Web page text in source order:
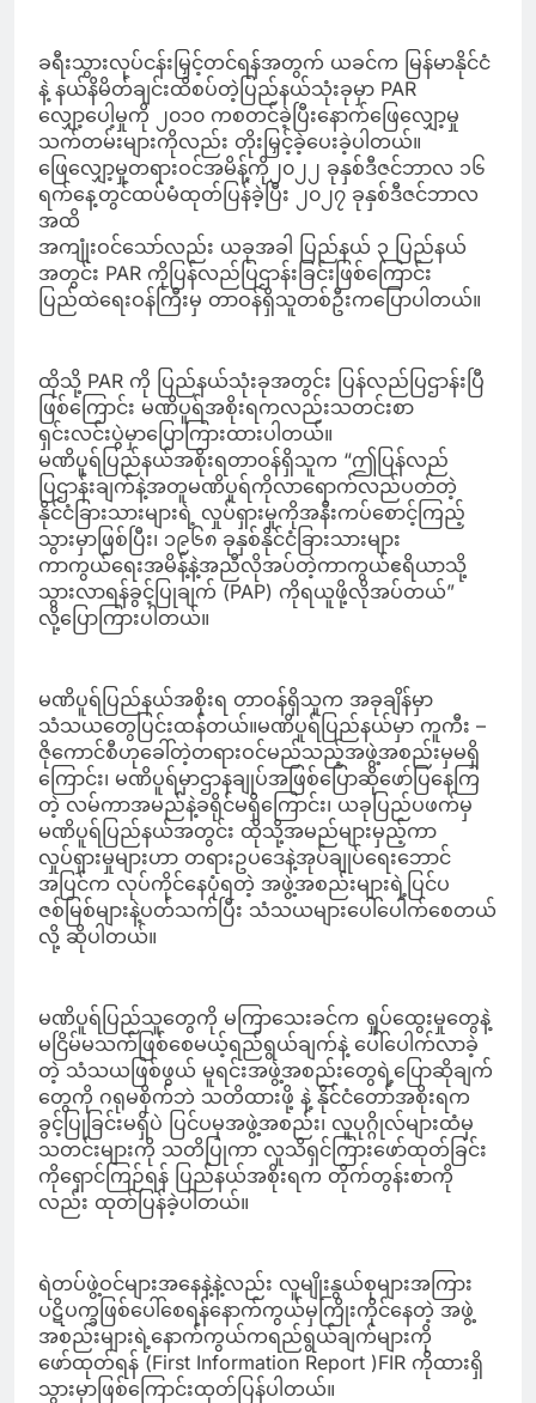
ခရီးသွားလုပ်ငန်းမြှင့်တင်ရန်အတွက် ယခင်က မြန်မာနိုင်ငံ
နဲ့ နယ်နိမိတ်ချင်းထိစပ်တဲ့ပြည်နယ်သုံးခုမှာ PAR
လျှော့ပေါ့မှုကို ၂၀၁၀ ကစတင်ခဲ့ပြီးနောက်ဖြေလျှော့မှု
သက်တမ်းများကိုလည်း တိုးမြှင့်ခဲ့ပေးခဲ့ပါတယ်။
ဖြေလျှော့မှုတရားဝင်အမိန့်ကို၂၀၂၂ ခုနှစ်ဒီဇင်ဘာလ ၁၆
ရက်နေ့တွင်ထပ်မံထုတ်ပြန်ခဲ့ပြီး ၂၀၂၇ ခုနှစ်ဒီဇင်ဘာလ
အထိ
အကျုံးဝင်သော်လည်း ယခုအခါ ပြည်နယ် ၃ ပြည်နယ်
အတွင်း PAR ကိုပြန်လည်ပြဌာန်းခြင်းဖြစ်ကြောင်း
ပြည်ထဲရေးဝန်ကြီးမှ တာဝန်ရှိသူတစ်ဦးကပြောပါတယ်။
ထိုသို့ PAR ကို ပြည်နယ်သုံးခုအတွင်း ပြန်လည်ပြဌာန်းပြီ
ဖြစ်ကြောင်း မဏိပူရ်အစိုးရကလည်းသတင်းစာ
ရှင်းလင်းပွဲမှာပြောကြားထားပါတယ်။
မဏိပူရ်ပြည်နယ်အစိုးရတာဝန်ရှိသူက “ဤပြန်လည်
ပြဌာန်းချက်နဲ့အတူမဏိပူရ်ကိုလာရောက်လည်ပတ်တဲ့
နိုင်ငံခြားသားများရဲ့ လှုပ်ရှားမှုကိုအနီးကပ်စောင့်ကြည့်
သွားမှာဖြစ်ပြီး၊ ၁၉၆၈ ခုနှစ်နိုင်ငံခြားသားများ
ကာကွယ်ရေးအမိန့်နဲ့အညီလိုအပ်တဲ့ကာကွယ်ဧရိယာသို့
သွားလာရန်ခွင့်ပြုချက် (PAP) ကိုရယူဖို့လိုအပ်တယ်”
လို့ပြောကြားပါတယ်။
မဏိပူရ်ပြည်နယ်အစိုးရ တာဝန်ရှိသူက အခုချိန်မှာ
သံသယတွေပြင်းထန်တယ်။မဏိပူရ်ပြည်နယ်မှာ ကူကီး –
ဇိုကောင်စီဟုခေါ်တဲ့တရားဝင်မည်သည့်အဖွဲ့အစည်းမှမရှိ
ကြောင်း၊ မဏိပူရ်မှာဌာနချုပ်အဖြစ်ပြောဆိုဖော်ပြနေကြ
တဲ့ လမ်ကာအမည်နဲ့ခရိုင်မရှိကြောင်း၊ ယခုပြည်ပဖက်မှ
မဏိပူရ်ပြည်နယ်အတွင်း ထိုသို့အမည်များမှည့်ကာ
လှုပ်ရှားမှုများဟာ တရားဥပဒေနဲ့အုပ်ချုပ်ရေးဘောင်
အပြင်က လုပ်ကိုင်နေပုံရတဲ့ အဖွဲ့အစည်းများရဲ့ပြင်ပ
ဇစ်မြစ်များနဲ့ပတ်သက်ပြီး သံသယများပေါ်ပေါက်စေတယ်
လို့ ဆိုပါတယ်။
မဏိပူရ်ပြည်သူတွေကို မကြာသေးခင်က ရှုပ်ထွေးမှုတွေနဲ့
မငြိမ်မသက်ဖြစ်စေမယ့်ရည်ရွယ်ချက်နဲ့ ပေါ်ပေါက်လာခဲ့
တဲ့ သံသယဖြစ်ဖွယ် မူရင်းအဖွဲ့အစည်းတွေရဲ့ပြောဆိုချက်
တွေကို ဂရုမစိုက်ဘဲ သတိထားဖို့ နဲ့ နိုင်ငံတော်အစိုးရက
ခွင့်ပြုခြင်းမရှိပဲ ပြင်ပမှအဖွဲ့အစည်း၊ လူပုဂ္ဂိုလ်များထံမှ
သတင်းများကို သတိပြုကာ လူသိရှင်ကြားဖော်ထုတ်ခြင်း
ကိုရှောင်ကြဉ်ရန် ပြည်နယ်အစိုးရက တိုက်တွန်းစာကို
လည်း ထုတ်ပြန်ခဲ့ပါတယ်။
ရဲတပ်ဖွဲ့ဝင်များအနေနဲ့နဲ့လည်း လူမျိုးနွယ်စုများအကြား
ပဋိပက္ခဖြစ်ပေါ်စေရန်နောက်ကွယ်မှကြိုးကိုင်နေတဲ့ အဖွဲ့
အစည်းများရဲ့နောက်ကွယ်ကရည်ရွယ်ချက်များကို
ဖော်ထုတ်ရန် (First Information Report )FIR ကိုထားရှိ
သွားမှာဖြစ်ကြောင်းထုတ်ပြန်ပါတယ်။